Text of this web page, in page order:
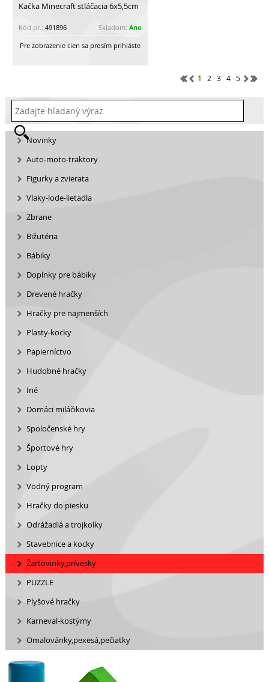
Kačka Minecraft stláčacia 6x5,5cm
Kód pr.: 491896 Skladom: Ano
Pre zobrazenie cien sa prosím prihláste
1 2 3 4 5
Novinky
Auto-moto-traktory
Figurky a zvierata
Vlaky-lode-lietadla
Zbrane
Bižutéria
Bábiky
Doplnky pre bábiky
Drevené hračky
Hračky pre najmenších
Plasty-kocky
Papierníctvo
Hudobné hračky
Iné
Domáci miláčikovia
Spoločenské hry
Športové hry
Lopty
Vodný program
Hračky do piesku
Odrážadlá a trojkolky
Stavebnice a kocky
Žartovinky,prívesky
PUZZLE
Plyšové hračky
Karneval-kostýmy
Omalovánky,pexesá,pečiatky